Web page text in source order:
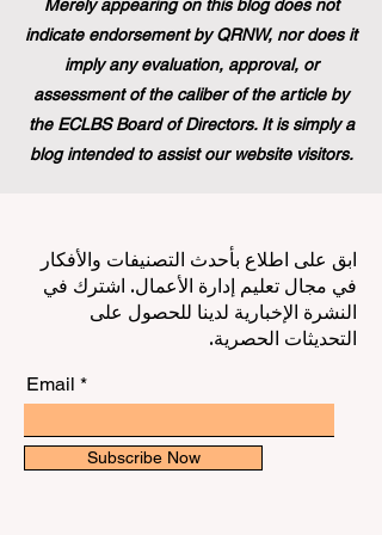
Merely appearing on this blog does not
indicate endorsement by QRNW, nor does it
imply any evaluation, approval, or
assessment of the caliber of the article by
the ECLBS Board of Directors. It is simply a
blog intended to assist our website visitors.
ابق على اطلاع بأحدث التصنيفات والأفكار
في مجال تعليم إدارة الأعمال. اشترك في
النشرة الإخبارية لدينا للحصول على
التحديثات الحصرية.
Email
Subscribe Now